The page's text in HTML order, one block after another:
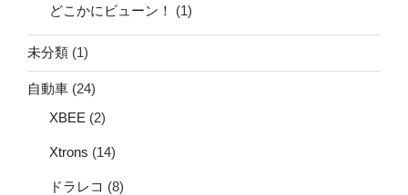
どこかにビューン！ (1)
未分類 (1)
自動車 (24)
XBEE (2)
Xtrons (14)
ドラレコ (8)